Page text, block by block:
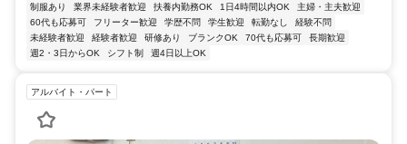
制服あり 業界未経験者歓迎 扶養内勤務OK 1日4時間以内OK
主婦・主夫歓迎
60代も応募可
フリーター歓迎 学歴不問 学生歓迎 転勤なし
経験不問
未経験者歓迎
経験者歓迎 研修あり ブランクOK 70代も応募可
長期歓迎
週2・3日からOK
シフト制 週4日以上OK
アルバイト・パート